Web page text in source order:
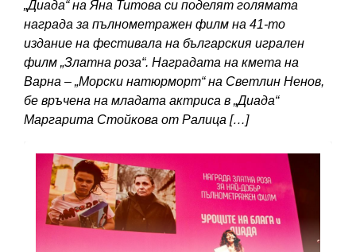
„Диада“ на Яна Титова си поделят голямата
награда за пълнометражен филм на 41-то
издание на фестивала на българския игрален
филм „Златна роза“. Наградата на кмета на
Варна – „Морски натюрморт“ на Светлин Ненов,
бе връчена на младата актриса в „Диада“
Маргарита Стойкова от Ралица […]